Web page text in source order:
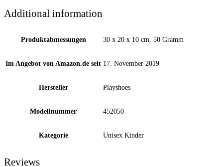
Additional information
Produktabmessungen 30 x 20 x 10 cm, 50 Gramm
Im Angebot von Amazon.de seit 17. November 2019
Hersteller Playshoes
Modellnummer 452050
Kategorie Unisex Kinder
Reviews